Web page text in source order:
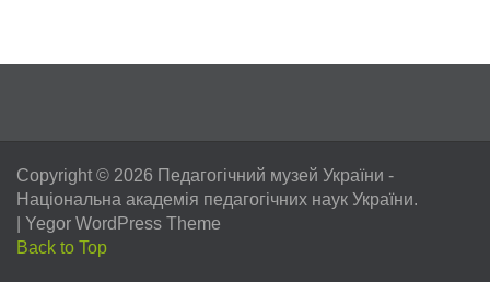
Copyright © 2026 Педагогічний музей України -
Національна академія педагогічних наук України.
Yegor WordPress Theme
Back to Top